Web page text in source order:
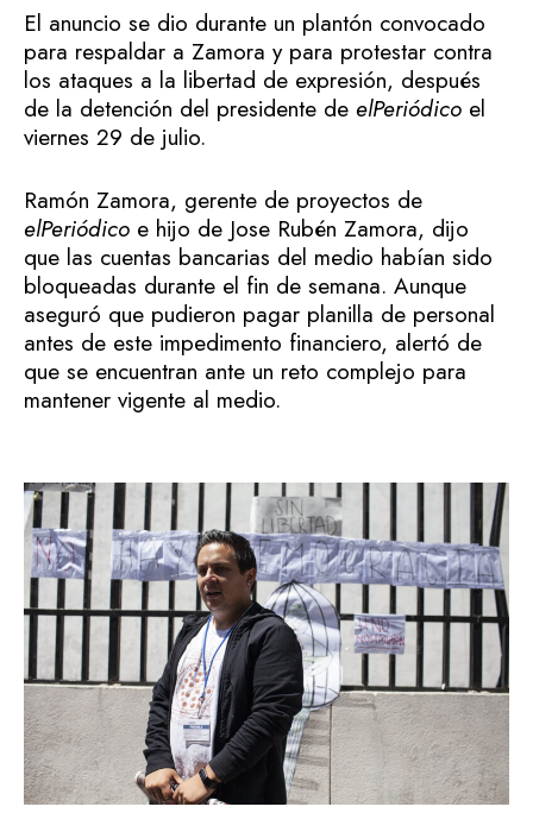
El anuncio se dio durante un plantón convocado
para respaldar a Zamora y para protestar contra
los ataques a la libertad de expresión, después
de la detención del presidente de elPeriódico el
viernes 29 de julio.
Ramón Zamora, gerente de proyectos de
elPeriódico e hijo de Jose Rubén Zamora, dijo
que las cuentas bancarias del medio habían sido
bloqueadas durante el fin de semana. Aunque
aseguró que pudieron pagar planilla de personal
antes de este impedimento financiero, alertó de
que se encuentran ante un reto complejo para
mantener vigente al medio.